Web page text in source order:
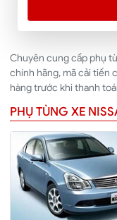
Chuyên cung cấp phụ
chính hãng, mã cải tiến
hàng trước khi thanh
PHỤ TÙNG XE